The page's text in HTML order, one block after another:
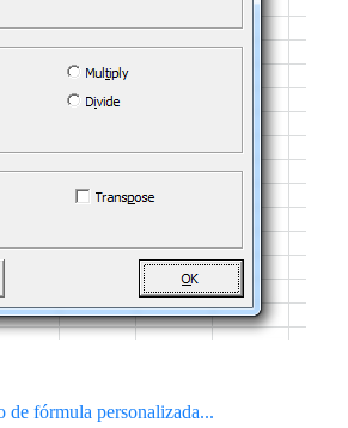
de fórmula personalizada...